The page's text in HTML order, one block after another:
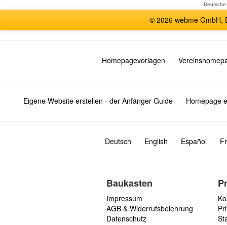
© 2026 webme GmbH,
Homepagevorlagen
Eigene Website erstellen - der Anfänger Guide Homepage
Deutsch English Español
Baukasten
Impressum
AGB & Widerrufsbelehrung
Datenschutz